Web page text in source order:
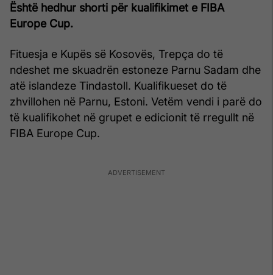
Është hedhur shorti për kualifikimet e FIBA
Europe Cup.
Fituesja e Kupës së Kosovës, Trepça do të
ndeshet me skuadrën estoneze Parnu Sadam dhe
atë islandeze Tindastoll. Kualifikueset do të
zhvillohen në Parnu, Estoni. Vetëm vendi i parë do
të kualifikohet në grupet e edicionit të rregullt në
FIBA Europe Cup.